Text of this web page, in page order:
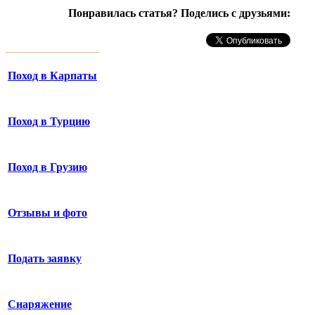
Понравилась статья? Поделись с друзьями:
Поход в Карпаты
Поход в Турцию
Поход в Грузию
Отзывы и фото
Подать заявку
Снаряжение